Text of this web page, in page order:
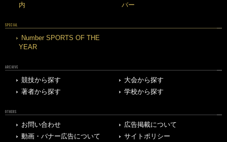
内
バー
SPECIAL
Number SPORTS OF THE
YEAR
ARCHIVE
競技から探す
大会から探す
著者から探す
学校から探す
OTHERS
お問い合わせ
広告掲載について
動画・バナー広告について
サイトポリシー